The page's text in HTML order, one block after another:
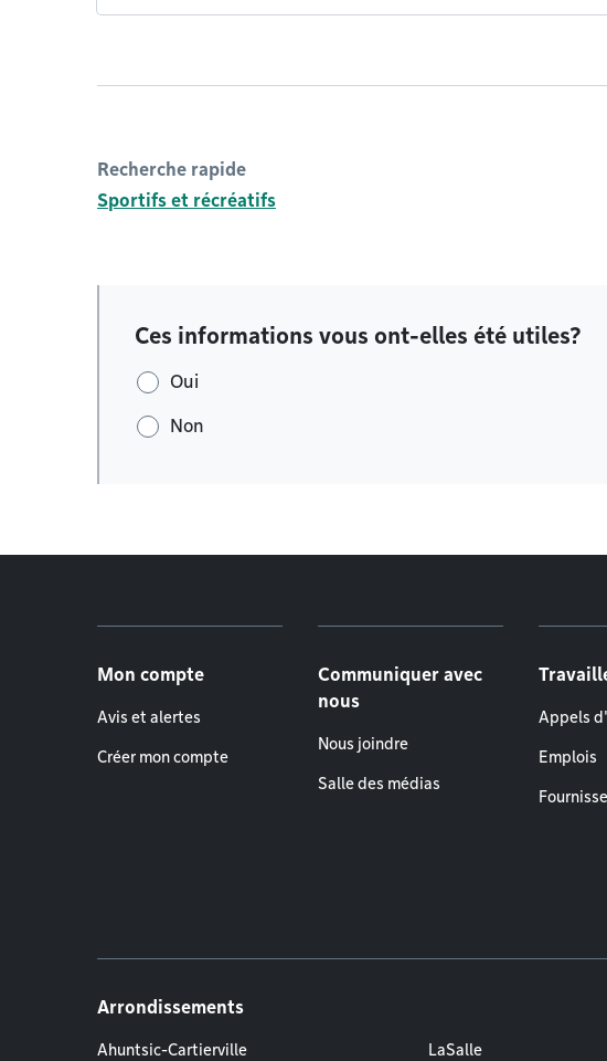
Recherche rapide
Sportifs et récréatifs
Ces informations vous ont-elles été utiles?
Oui
Non
Mon compte
Avis et alertes
Créer mon compte
Communiquer avec
nous
Nous joindre
Salle des médias
Appels
Emplois
Arrondissements
Ahuntsic-Cartierville LaSalle